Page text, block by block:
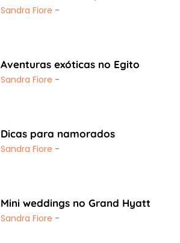
Sandra Fiore -
Aventuras exóticas no Egito
Sandra Fiore -
Dicas para namorados
Sandra Fiore -
Mini weddings no Grand Hyatt
Sandra Fiore -